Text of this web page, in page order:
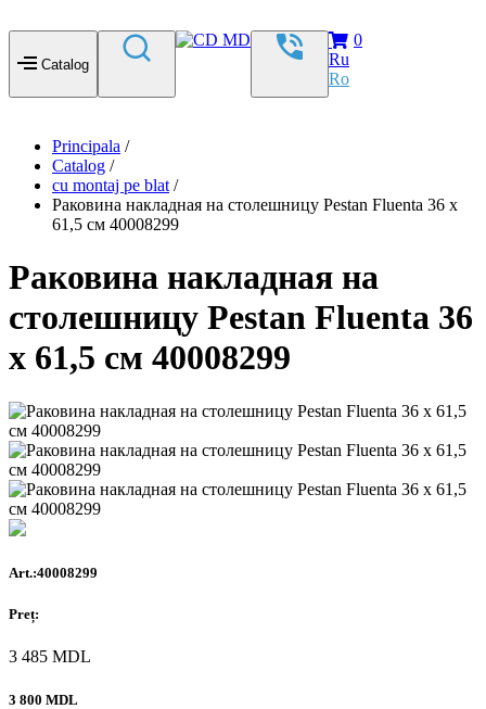
Catalog
0
Ru
Ro
Principala /
Catalog /
cu montaj pe blat /
Раковина накладная на столешницу Pestan Fluenta 36 х
61,5 см 40008299
Раковина накладная на
столешницу Pestan Fluenta 36
х 61,5 см 40008299
Art.:40008299
Preț:
3 485 MDL
3 800 MDL